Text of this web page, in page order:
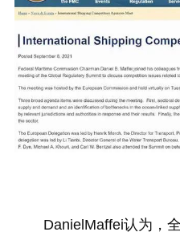
DanielMaffei认为，